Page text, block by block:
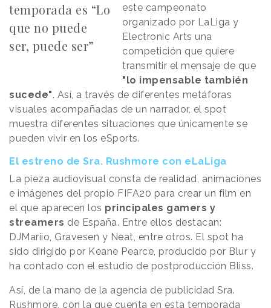
temporada es “Lo
que no puede
ser, puede ser”
este campeonato
organizado por LaLiga y
Electronic Arts una
competición que quiere
transmitir el mensaje de que
"lo impensable también
sucede". Así, a través de diferentes metáforas
visuales acompañadas de un narrador, el spot
muestra diferentes situaciones que únicamente se
pueden vivir en los eSports.
El estreno de Sra. Rushmore con eLaLiga
La pieza audiovisual consta de realidad, animaciones
e imágenes del propio FIFA20 para crear un film en
el que aparecen los principales gamers y
streamers de España. Entre ellos destacan:
DJMariio, Gravesen y Neat, entre otros. El spot ha
sido dirigido por Keane Pearce, producido por Blur y
ha contado con el estudio de postproducción Bliss.
Así, de la mano de la agencia de publicidad Sra.
Rushmore, con la que cuenta en esta temporada